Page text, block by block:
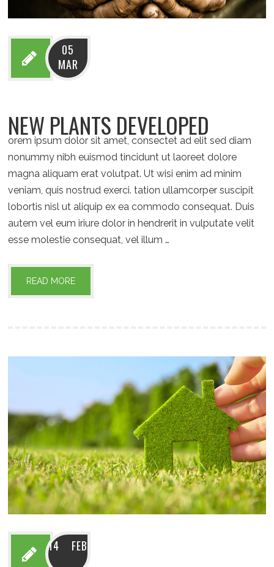
05
MAR
NEW PLANTS DEVELOPED
orem ipsum dolor sit amet, consectet ad elit sed diam
nonummy nibh euismod tincidunt ut laoreet dolore
magna aliquam erat volutpat. Ut wisi enim ad minim
veniam, quis nostrud exerci. tation ullamcorper suscipit
lobortis nisl ut aliquip ex ea commodo consequat. Duis
autem vel eum iriure dolor in hendrerit in vulputate velit
esse molestie consequat, vel illum …
READ MORE
14 FEB